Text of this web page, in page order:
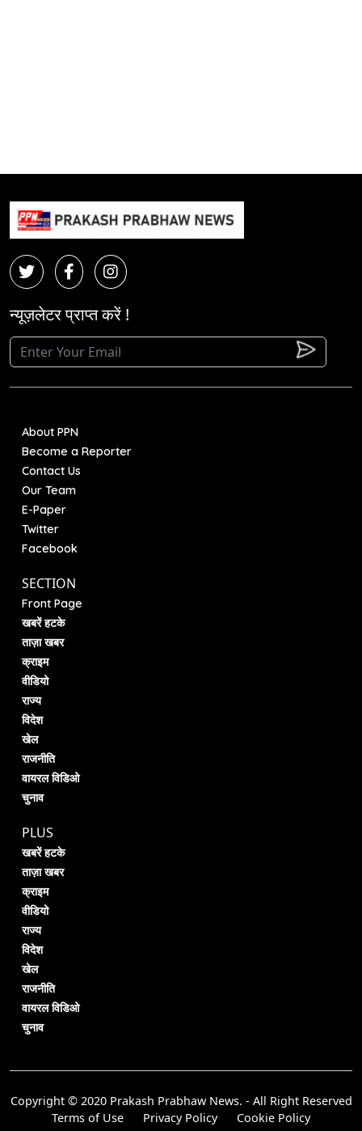
न्यूज़लेटर प्राप्त करें !
About PPN
Become a Reporter
Contact Us
Our Team
E-Paper
Twitter
Facebook
SECTION
Front Page
खबरें हटके
ताज़ा खबर
क्राइम
वीडियो
राज्य
विदेश
खेल
राजनीति
वायरल विडिओ
चुनाव
PLUS
खबरें हटके
ताज़ा खबर
क्राइम
वीडियो
राज्य
विदेश
खेल
राजनीति
वायरल विडिओ
चुनाव
Copyright © 2020 Prakash Prabhaw News. - All Right Reserved
Terms of Use
Privacy Policy Cookie Policy